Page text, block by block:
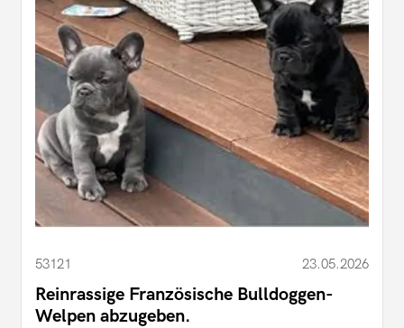
53121 23.05.2026
Reinrassige Französische Bulldoggen-
Welpen abzugeben.